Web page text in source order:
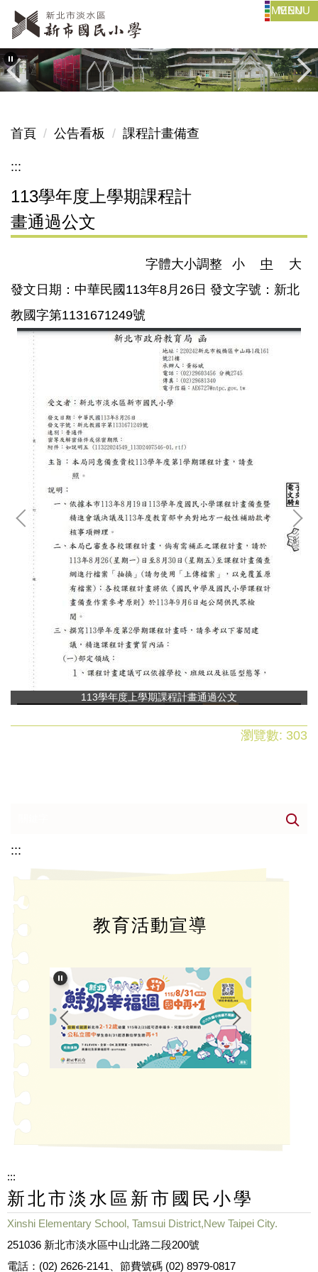
跳
到
主
要
內
區
MENU
首頁 公告看板 課程計畫備查
:::
113學年度上學期課程計
畫通過公文
字體大小調整 小 中
大
發文日期：中華民國113年8月26日 發文字號：新北
教國字第1131671249號
113學年度上學期課程計畫通過公文
瀏覽數: 303
:::
教育活動宣導
:::
新北市淡水區新市國民小學
Xinshi Elementary School, Tamsui District,New Taipei City.
251036 新北市淡水區中山北路二段200號
電話：(02) 2626-2141、節費號碼 (02) 8979-0817